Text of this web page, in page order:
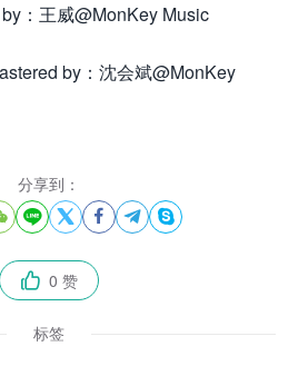
：王威@MonKey Music
by：沈会斌@MonKey
分享到：
    
 0 赞
标签